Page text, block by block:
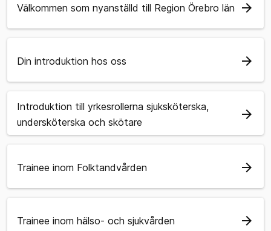
Välkommen som nyanställd till Region Örebro län arrow_forward
Din introduktion hos oss arrow_forward
Introduktion till yrkesrollerna sjuksköterska,
undersköterska och skötare
arrow_forward
Trainee inom Folktandvården arrow_forward
Trainee inom hälso- och sjukvården arrow_forward